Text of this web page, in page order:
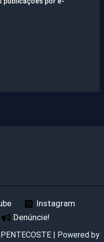
Instagram
Denúncie!
| Powered by